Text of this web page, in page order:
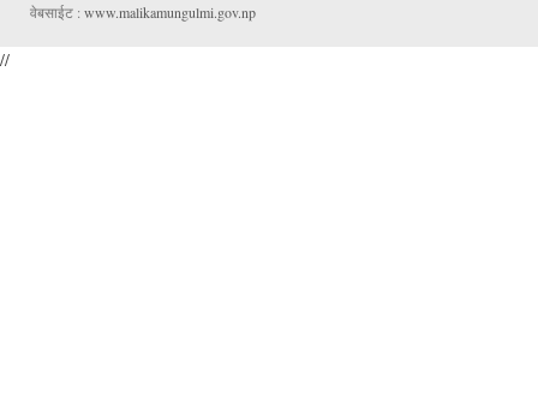
वेबसाईट : www.malikamungulmi.gov.np
//